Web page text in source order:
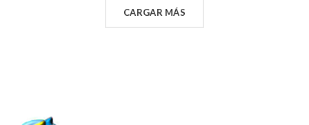
CARGAR MÁS